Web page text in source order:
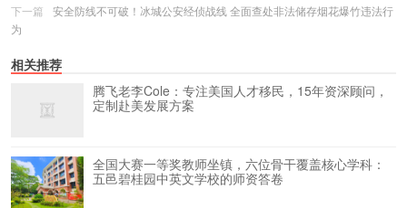
下一篇
安全防线不可破！冰城公安经侦战线 全面查处非法储存烟花爆竹违法行
为
相关推荐
腾飞老李Cole：专注美国人才移民，15年资深顾问，
定制赴美发展方案
全国大赛一等奖教师坐镇，六位骨干覆盖核心学科：
五邑碧桂园中英文学校的师资答卷